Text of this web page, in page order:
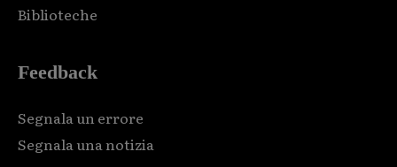
Biblioteche
Feedback
Segnala un errore
Segnala una notizia